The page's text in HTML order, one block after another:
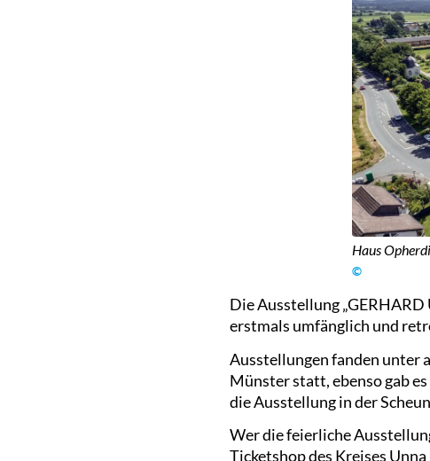
Haus
©
Die Ausstellung
erstmals umfänglich und
Ausstellungen fanden unter
Münster statt, ebenso gab
die Ausstellung in der
Wer die feierliche
Ticketshop des Kreises Unna